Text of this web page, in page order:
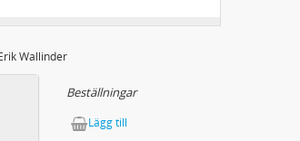
Wallinder
Beställningar
Lägg till